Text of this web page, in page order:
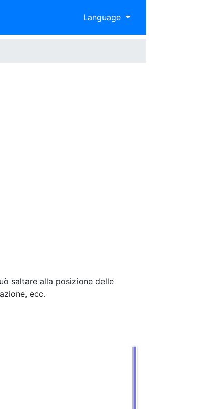
Language
saltare alla posizione delle
ecc.